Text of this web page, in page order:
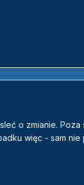
o zmianie. Poza
więc - sam nie